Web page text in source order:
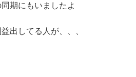
期にもいましたよ
出してる人が、、、